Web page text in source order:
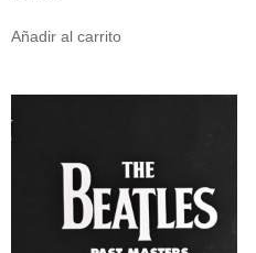
Añadir al carrito